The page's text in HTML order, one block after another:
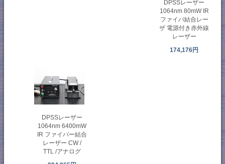
DPSSレーザー
1064nm 80mW IR
ファイバ結合レー
ザ 電源付き赤外線
レーザー
174,176円
DPSSレーザー
1064nm 6400mW
IR ファイバー結合
レーザー CW /
TTL /アナログ